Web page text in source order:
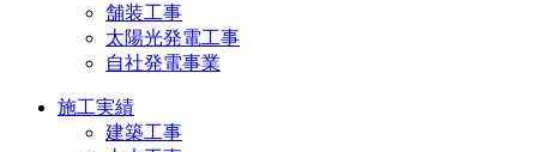
舗装工事
太陽光発電工事
自社発電事業
施工実績
建築工事